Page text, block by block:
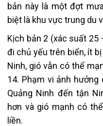
bản này là một đợt
biệt là khu vực trung du
Kịch bản 2 (xác suất 25
đi chủ yếu trên biển, ít
Ninh, gió vẫn có thể
14. Phạm vi ảnh
Quảng Ninh đến tận
hơn và gió mạnh có
liền.